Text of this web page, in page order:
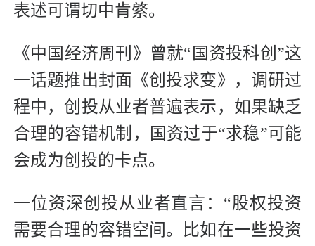
表述可谓切中肯綮。
《中国经济周刊》曾就“国资投科创”这
一话题推出封面《创投求变》，调研过
程中，创投从业者普遍表示，如果缺乏
合理的容错机制，国资过于“求稳”可能
会成为创投的卡点。
一位资深创投从业者直言：“股权投资
需要合理的容错空间。比如在一些投资